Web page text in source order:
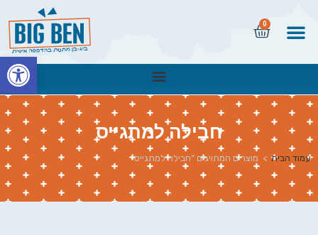
0
חבילה למתגייס
עמוד הבית > מוצרים המתויגים “חבילה למתגייס”